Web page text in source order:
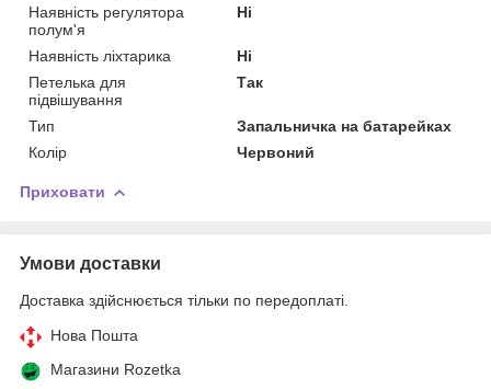
Наявність регулятора
полум'я
Ні
Наявність ліхтарика
Ні
Петелька для
підвішування
Так
Тип
Запальничка на батарейках
Колір
Червоний
Приховати
Умови доставки
Доставка здійснюється тільки по передоплаті.
Нова Пошта
Магазини Rozetka